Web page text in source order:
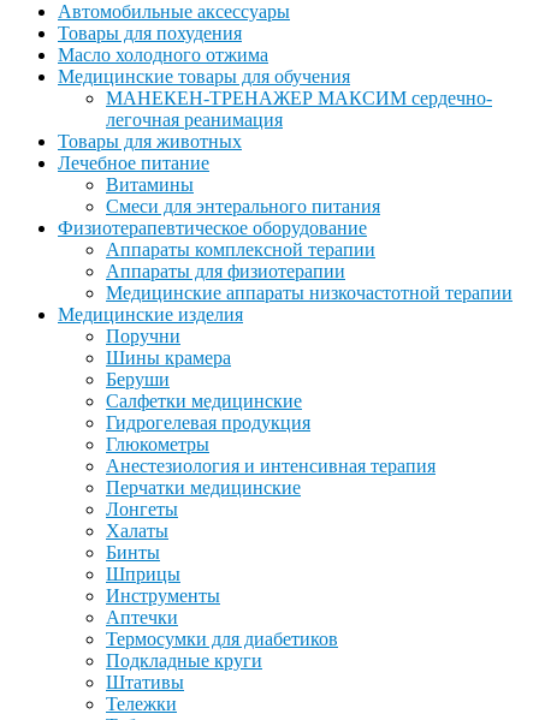
Автомобильные аксессуары
Товары для похудения
Масло холодного отжима
Медицинские товары для обучения
МАНЕКЕН-ТРЕНАЖЕР МАКСИМ сердечно-
легочная реанимация
Товары для животных
Лечебное питание
Витамины
Смеси для энтерального питания
Физиотерапевтическое оборудование
Аппараты комплексной терапии
Аппараты для физиотерапии
Медицинские аппараты низкочастотной терапии
Медицинские изделия
Поручни
Шины крамера
Беруши
Салфетки медицинские
Гидрогелевая продукция
Глюкометры
Анестезиология и интенсивная терапия
Перчатки медицинские
Лонгеты
Халаты
Бинты
Шприцы
Инструменты
Аптечки
Термосумки для диабетиков
Подкладные круги
Штативы
Тележки